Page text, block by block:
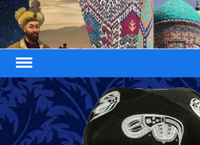
Skip
to
content